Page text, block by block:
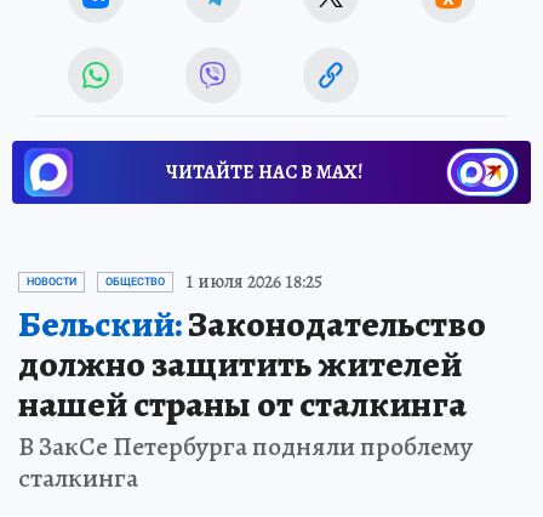
ЧИТАЙТЕ НАС В МАХ!
НОВОСТИ ОБЩЕСТВО 1 июля 2026 18:25
Бельский:Законодательство
должно защитить жителей
нашей страны от сталкинга
В ЗакСе Петербурга подняли проблему
сталкинга